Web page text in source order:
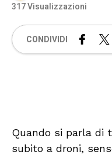
317 Visualizzazioni
CONDIVIDI
Quando si parla di
subito a droni,